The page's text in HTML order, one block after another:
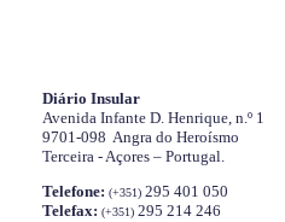
Diário Insular
Avenida Infante D. Henrique, n.º 1
9701-098 Angra do Heroísmo
Terceira - Açores – Portugal.
Telefone: (+351) 295 401 050
Telefax: (+351) 295 214 246